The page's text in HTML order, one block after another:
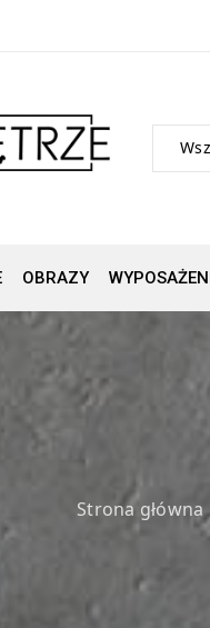
OBRAZY
Strona główna